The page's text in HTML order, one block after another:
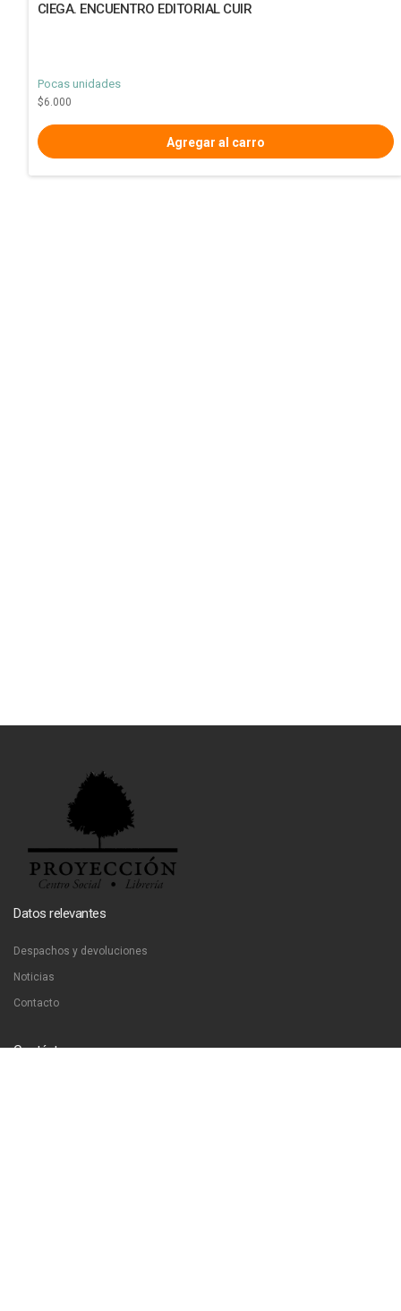
CIEGA. ENCUENTRO EDITORIAL CUIR
Pocas unidades
$6.000
Datos relevantes
Despachos y devoluciones
Noticias
Contacto
Contáctanos